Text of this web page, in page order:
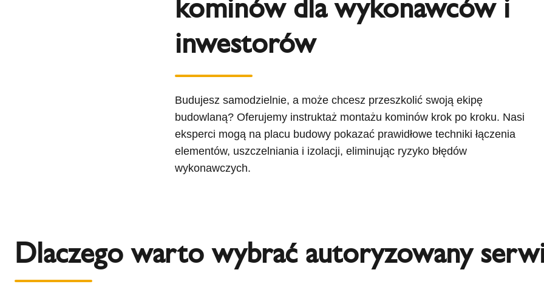
kominów dla wykonawców i
inwestorów
Budujesz samodzielnie, a może chcesz przeszkolić swoją ekipę
budowlaną? Oferujemy instruktaż montażu kominów krok po kroku. Nasi
eksperci mogą na placu budowy pokazać prawidłowe techniki łączenia
elementów, uszczelniania i izolacji, eliminując ryzyko błędów
wykonawczych.
Dlaczego warto wybrać autoryzowany